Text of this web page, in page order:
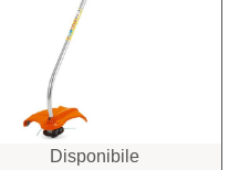
Disponibile